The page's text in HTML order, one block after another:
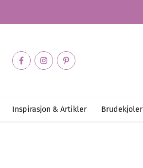
Inspirasjon & Artikler Brudekjoler